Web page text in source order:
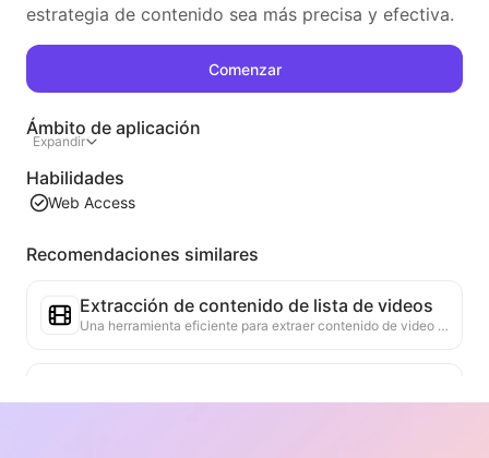
estrategia de contenido sea más precisa y efectiva.
Comenzar
Ámbito de aplicación
Expandir
Habilidades
Web Access
Recomendaciones similares
Extracción de contenido de lista de videos
Una herramienta eficiente para extraer contenido de video de páginas web, capaz de escanear rápidamente las páginas y organizar la información del video en una tabla Markdown estructurada.